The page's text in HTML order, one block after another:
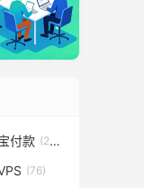
付款 (231)
(76)